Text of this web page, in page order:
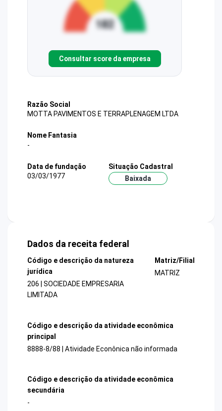
Consultar score da empresa
Razão Social
MOTTA PAVIMENTOS E TERRAPLENAGEM LTDA
Nome Fantasia
-
Data de fundação
03/03/1977
Situação Cadastral
Baixada
Dados da receita federal
Código e descrição da natureza
jurídica
206 | SOCIEDADE EMPRESARIA
LIMITADA
Matriz/Filial
MATRIZ
Código e descrição da atividade econômica
principal
8888-8/88 | Atividade Econônica não informada
Código e descrição da atividade econômica
secundária
-